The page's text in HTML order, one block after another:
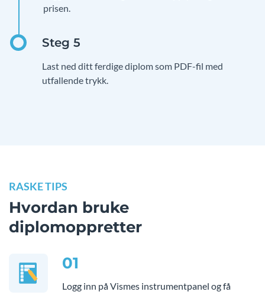
prisen.
Last ned ditt ferdige diplom som PDF-fil med
utfallende trykk.
RASKE TIPS
Hvordan bruke
diplomoppretter
01
Logg inn på Vismes instrumentpanel og få